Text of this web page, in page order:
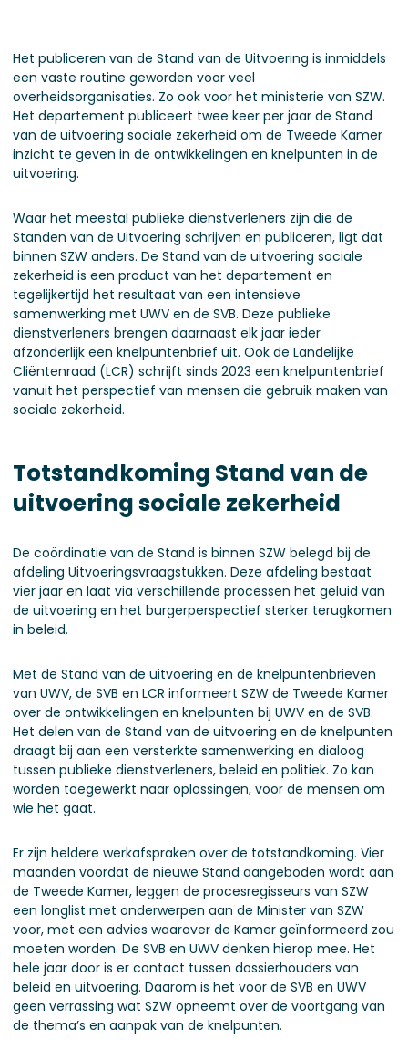
Het publiceren van de Stand van de Uitvoering is inmiddels
een vaste routine geworden voor veel
overheidsorganisaties. Zo ook voor het ministerie van SZW.
Het departement publiceert twee keer per jaar de Stand
van de uitvoering sociale zekerheid om de Tweede Kamer
inzicht te geven in de ontwikkelingen en knelpunten in de
uitvoering.
Waar het meestal publieke dienstverleners zijn die de
Standen van de Uitvoering schrijven en publiceren, ligt dat
binnen SZW anders. De Stand van de uitvoering sociale
zekerheid is een product van het departement en
tegelijkertijd het resultaat van een intensieve
samenwerking met UWV en de SVB. Deze publieke
dienstverleners brengen daarnaast elk jaar ieder
afzonderlijk een knelpuntenbrief uit. Ook de Landelijke
Cliëntenraad (LCR) schrijft sinds 2023 een knelpuntenbrief
vanuit het perspectief van mensen die gebruik maken van
sociale zekerheid.
Totstandkoming Stand van de
uitvoering sociale zekerheid
De coördinatie van de Stand is binnen SZW belegd bij de
afdeling Uitvoeringsvraagstukken. Deze afdeling bestaat
vier jaar en laat via verschillende processen het geluid van
de uitvoering en het burgerperspectief sterker terugkomen
in beleid.
Met de Stand van de uitvoering en de knelpuntenbrieven
van UWV, de SVB en LCR informeert SZW de Tweede Kamer
over de ontwikkelingen en knelpunten bij UWV en de SVB.
Het delen van de Stand van de uitvoering en de knelpunten
draagt bij aan een versterkte samenwerking en dialoog
tussen publieke dienstverleners, beleid en politiek. Zo kan
worden toegewerkt naar oplossingen, voor de mensen om
wie het gaat.
Er zijn heldere werkafspraken over de totstandkoming. Vier
maanden voordat de nieuwe Stand aangeboden wordt aan
de Tweede Kamer, leggen de procesregisseurs van SZW
een longlist met onderwerpen aan de Minister van SZW
voor, met een advies waarover de Kamer geïnformeerd zou
moeten worden. De SVB en UWV denken hierop mee. Het
hele jaar door is er contact tussen dossierhouders van
beleid en uitvoering. Daarom is het voor de SVB en UWV
geen verrassing wat SZW opneemt over de voortgang van
de thema’s en aanpak van de knelpunten.